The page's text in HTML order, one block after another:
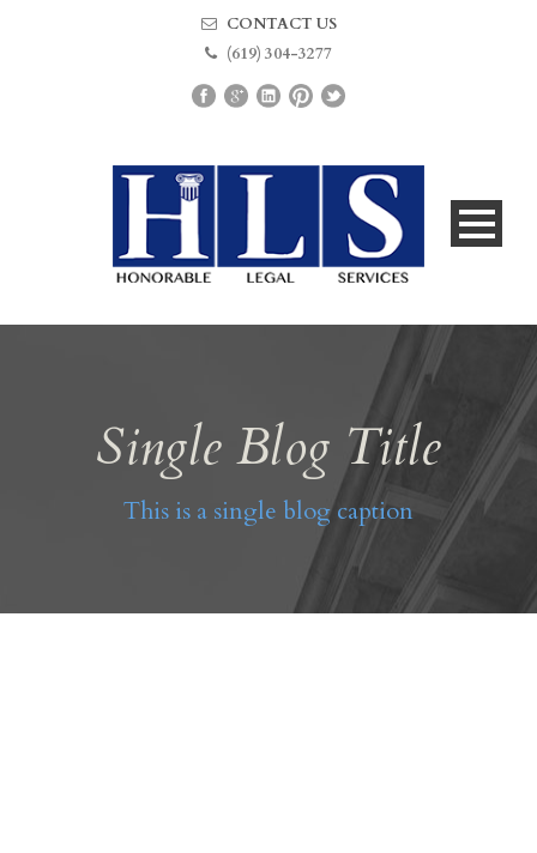
CONTACT US
(619) 304-3277
Single Blog Title
This is a single blog caption